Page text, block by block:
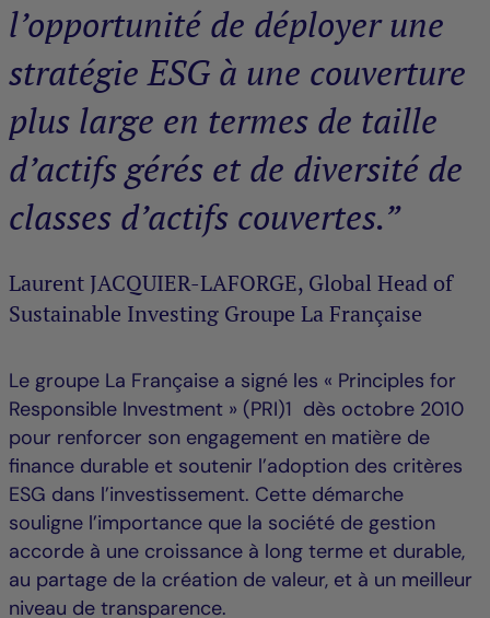
l’opportunité de déployer une
stratégie ESG à une couverture
plus large en termes de taille
d’actifs gérés et de diversité de
classes d’actifs couvertes.”
Laurent JACQUIER-LAFORGE, Global Head of
Sustainable Investing Groupe La Française
Le groupe La Française a signé les « Principles for
Responsible Investment » (PRI)1 dès octobre 2010
pour renforcer son engagement en matière de
finance durable et soutenir l’adoption des critères
ESG dans l’investissement. Cette démarche
souligne l’importance que la société de gestion
accorde à une croissance à long terme et durable,
au partage de la création de valeur, et à un meilleur
niveau de transparence.